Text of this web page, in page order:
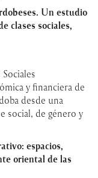
Un estudio
clases sociales,
y financiera de
desde una
social, de género y
espacios,
oriental de las